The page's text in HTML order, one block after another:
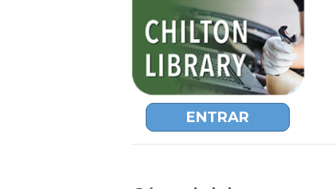
ENTRAR